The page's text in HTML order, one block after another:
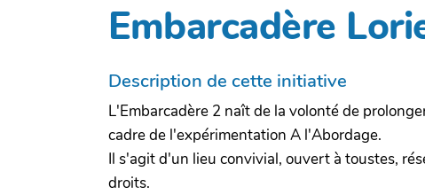
Embarcadère
Description de cette initiative
L'Embarcadère 2 naît de la volonté de
cadre de l'expérimentation A l'Abordage.
Il s'agit d'un lieu convivial, ouvert à toustes,
droits.